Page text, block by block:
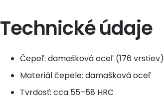
Technické údaje
Čepeľ: damašková oceľ (176 vrstiev)
Materiál čepele: damašková oceľ
Tvrdosť: cca 55–58 HRC